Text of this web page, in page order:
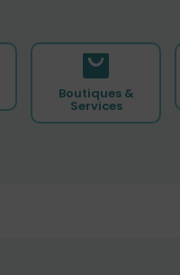
Boutiques &
Services